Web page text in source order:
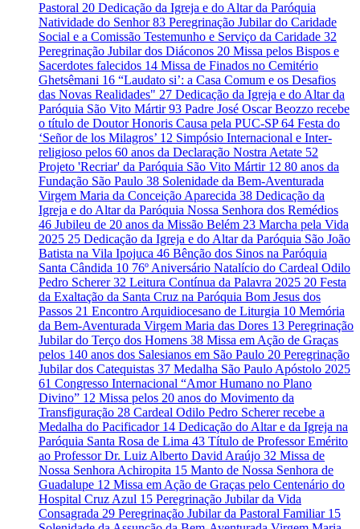
Pastoral 20 Dedicação da Igreja e do Altar da Paróquia
Natividade do Senhor83 Peregrinação Jubilar do Caridade
Social e a Comissão Testemunho e Serviço da Caridade 32
Peregrinação Jubilar dos Diáconos 20 Missa pelos Bispos e
Sacerdotes falecidos 14 Missa de Finados no Cemitério
Ghetsêmani 16 “Laudato si’: a Casa Comum e os Desafios
das Novas Realidades" 27 Dedicação da Igreja e do Altar da
Paróquia São Vito Mártir93 Padre José Oscar Beozzo recebe
o título de Doutor Honoris Causa pela PUC-SP64 Festa do
‘Señor de los Milagros’ 12 Simpósio Internacional e Inter-
religioso pelos 60 anos da Declaração Nostra Aetate 52
Projeto 'Recriar' da Paróquia São Vito Mártir 12 80 anos da
Fundação São Paulo 38 Solenidade da Bem-Aventurada
Virgem Maria da Conceição Aparecida 38 Dedicação da
Igreja e do Altar da Paróquia Nossa Senhora dos Remédios
46 Jubileu de 20 anos da Missão Belém 23 Marcha pela Vida
2025 25 Dedicação da Igreja e do Altar da Paróquia São João
Batista na Vila Ipojuca 46 Bênção dos Sinos na Paróquia
Santa Cândida 10 76º Aniversário Natalício do Cardeal Odilo
Pedro Scherer32 Leitura Contínua da Palavra 2025 20 Festa
da Exaltação da Santa Cruz na Paróquia Bom Jesus dos
Passos 21 Encontro Arquidiocesano de Liturgia 10 Memória
da Bem-Aventurada Virgem Maria das Dores 13 Peregrinação
Jubilar do Terço dos Homens 38 Missa em Ação de Graças
pelos 140 anos dos Salesianos em São Paulo 20 Peregrinação
Jubilar dos Catequistas 37 Medalha São Paulo Apóstolo 2025
61 Congresso Internacional “Amor Humano no Plano
Divino” 12 Missa pelos 20 anos do Movimento da
Transfiguração 28 Cardeal Odilo Pedro Scherer recebe a
Medalha do Pacificador 14 Dedicação do Altar e da Igreja na
Paróquia Santa Rosa de Lima 43 Título de Professor Emérito
ao Professor Dr. Luiz Alberto David Araújo 32 Missa de
Nossa Senhora Achiropita 15 Manto de Nossa Senhora de
Guadalupe 12 Missa em Ação de Graças pelo Centenário do
Hospital Cruz Azul 15 Peregrinação Jubilar da Vida
Consagrada 29 Peregrinação Jubilar da Pastoral Familiar 15